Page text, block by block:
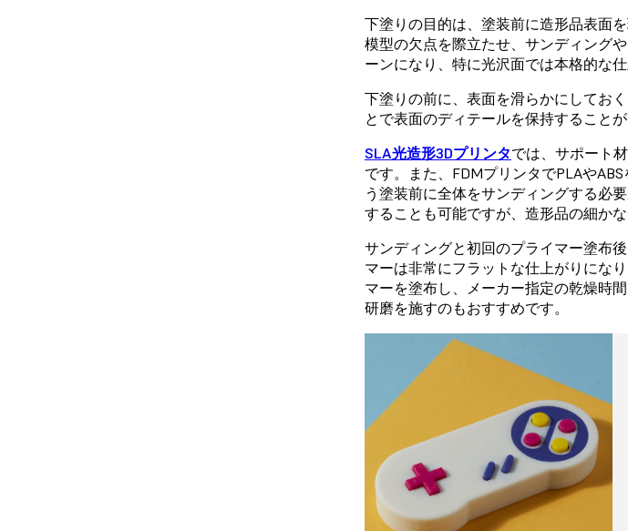
下塗りの目的は、塗装前に造形品表面
模型の欠点を際立たせ、サンディング
ーンになり、特に光沢面では本格的な仕
下塗りの前に、表面を滑らかにしてお
とで表面のディテールを保持することが
SLA光造形3Dプリンタでは、サポート
です。また、FDMプリンタでPLAや
う塗装前に全体をサンディングする必
することも可能ですが、造形品の細か
サンディングと初回のプライマー塗布
マーは非常にフラットな仕上がりにな
マーを塗布し、メーカー指定の乾燥時
研磨を施すのもおすすめです。